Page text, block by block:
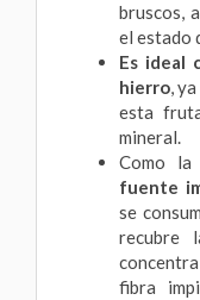
bruscos,
el estado
Es ideal
hierro,
esta
mineral.
Como
fuente
se
recubre
fibra